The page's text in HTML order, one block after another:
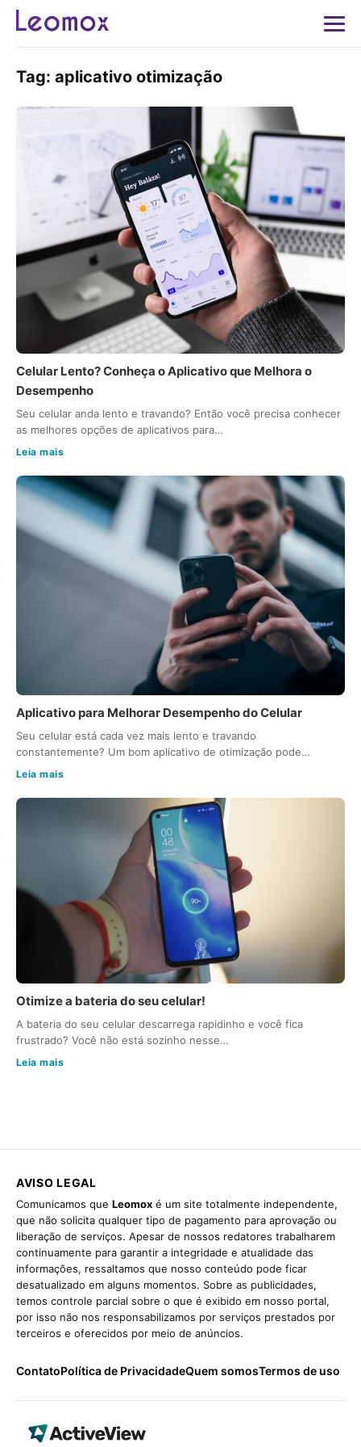
Tag: aplicativo otimização
Celular Lento? Conheça o Aplicativo que Melhora o
Desempenho
Seu celular anda lento e travando? Então você precisa conhecer
as melhores opções de aplicativos para…
Leia mais
Aplicativo para Melhorar Desempenho do Celular
Seu celular está cada vez mais lento e travando
constantemente? Um bom aplicativo de otimização pode…
Leia mais
Otimize a bateria do seu celular!
A bateria do seu celular descarrega rapidinho e você fica
frustrado? Você não está sozinho nesse…
Leia mais
AVISO LEGAL
Comunicamos que Leomox é um site totalmente independente,
que não solicita qualquer tipo de pagamento para aprovação ou
liberação de serviços. Apesar de nossos redatores trabalharem
continuamente para garantir a integridade e atualidade das
informações, ressaltamos que nosso conteúdo pode ficar
desatualizado em alguns momentos. Sobre as publicidades,
temos controle parcial sobre o que é exibido em nosso portal,
por isso não nos responsabilizamos por serviços prestados por
terceiros e oferecidos por meio de anúncios.
ContatoPolítica de PrivacidadeQuem somosTermos de uso